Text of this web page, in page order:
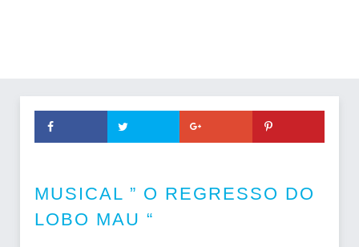
MUSICAL ” O REGRESSO DO
LOBO MAU “